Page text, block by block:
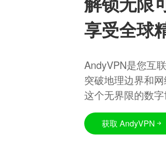
享受全球
AndyVPN是您互
突破地理边界和
这个无界限的数字
获取 AndyVPN